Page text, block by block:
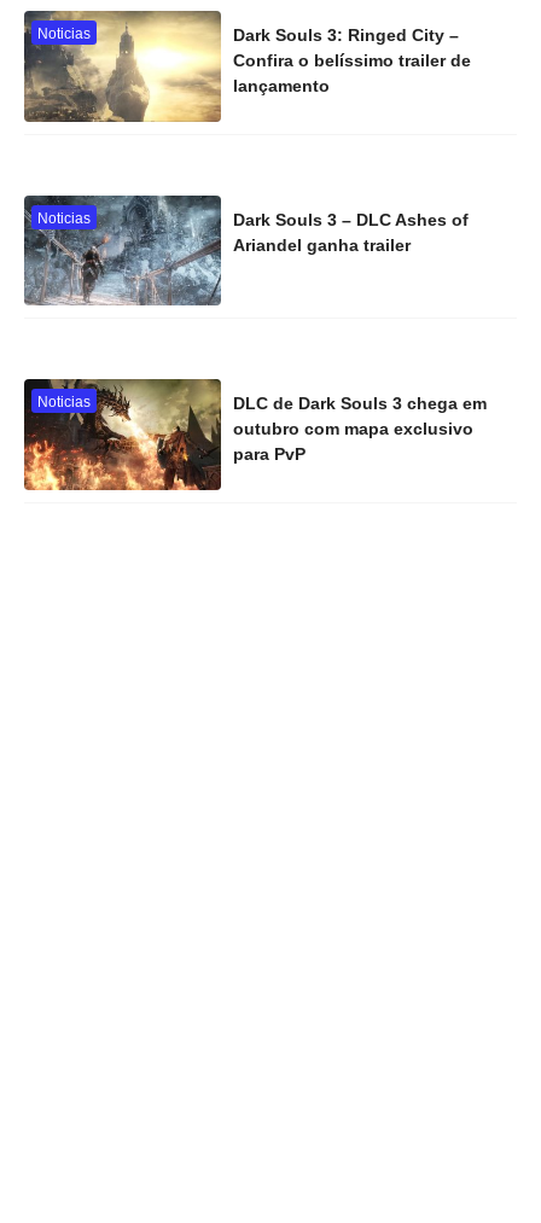
Noticias
Dark Souls 3: Ringed City –
Confira o belíssimo trailer de
lançamento
Noticias
Dark Souls 3 – DLC Ashes of
Ariandel ganha trailer
Noticias
DLC de Dark Souls 3 chega em
outubro com mapa exclusivo
para PvP